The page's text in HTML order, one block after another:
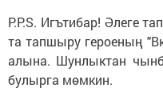
P.P.S. Игътибар! Әлеге
та тапшыру героеның
алына. Шунлыктан
булырга мөмкин.